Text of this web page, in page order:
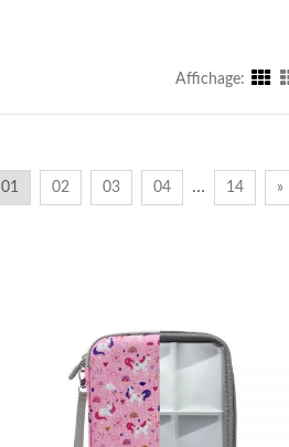
Affichage:
01 02 03 04 … 14 »